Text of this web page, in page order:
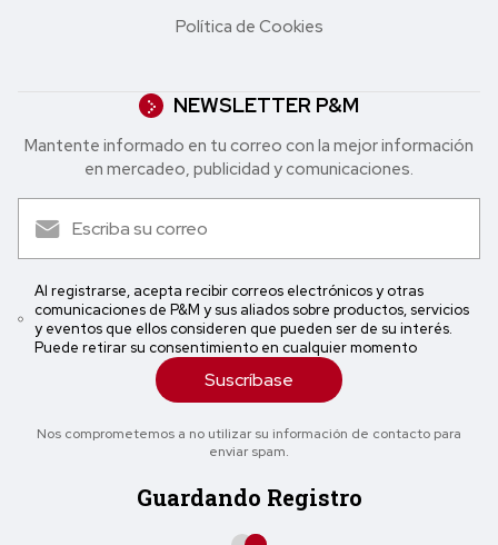
Política de Cookies
NEWSLETTER P&M
Mantente informado en tu correo con la mejor in formación
en mercadeo, publicidad y comunicaciones.
Al registrarse, acepta recibir correos electrónicos y otras
comunicaciones de P&M y sus aliados sobre productos, servicios
y eventos que ellos consideren que pueden ser de su interés.
Puede retirar su consentimiento en cualquier momento
Suscríbase
Nos comprometemos a no utilizar su información de contacto para
enviar spam.
Guardando Registro